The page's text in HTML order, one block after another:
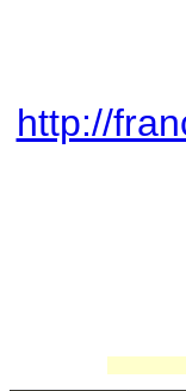
http://